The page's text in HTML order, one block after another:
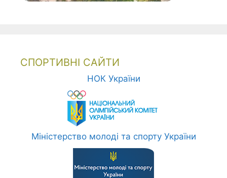
СПОРТИВНІ САЙТИ
НОК України
Міністерство молоді та спорту України